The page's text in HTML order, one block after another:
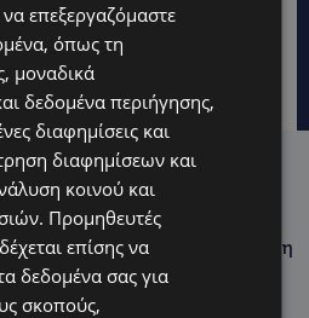
Η εμφάνισή του στην εκδήλωση
προκάλεσε αντιδράσεις –
νεκρούς»-(Φώτο)
επεξεργαζόμαστε
όπως τη
μοναδικά
δεδομένα περιήγησης,
διαφημίσεις και
διαφημίσεων και
κοινού και
Προμηθευτές
επίσης να
δεδομένα σας για
σκοπούς,